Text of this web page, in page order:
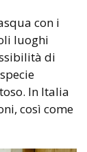
con i
luoghi
di
In Italia
così come